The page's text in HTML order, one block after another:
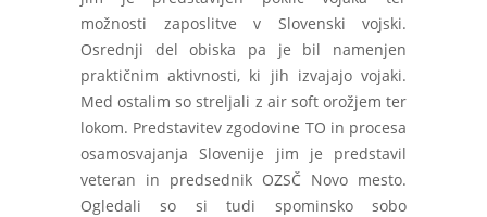
možnosti zaposlitve v Slovenski vojski.
Osrednji del obiska pa je bil namenjen
praktičnim aktivnosti, ki jih izvajajo vojaki.
Med ostalim so streljali z air soft orožjem ter
lokom. Predstavitev zgodovine TO in procesa
osamosvajanja Slovenije jim je predstavil
veteran in predsednik OZSČ Novo mesto.
Ogledali so si tudi spominsko sobo